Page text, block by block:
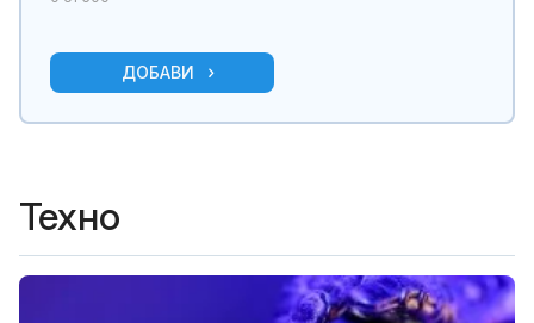
ДОБАВИ
Техно